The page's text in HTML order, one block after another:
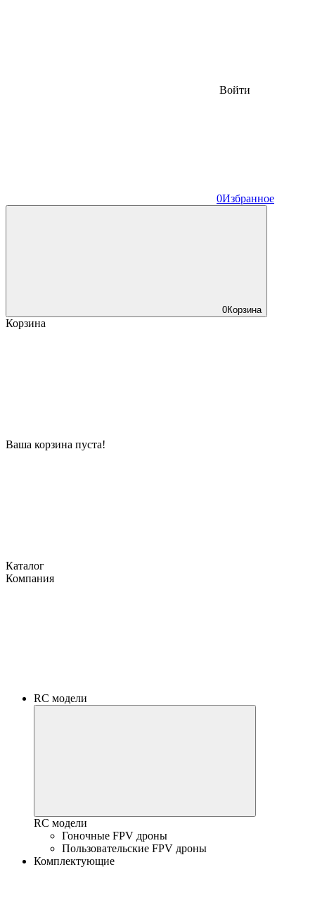
Войти
0Избранное
0Корзина
Корзина
Ваша корзина пуста!
Каталог
Компания
RC модели
RC модели
Гоночные FPV дроны
Пользовательские FPV дроны
Комплектующие